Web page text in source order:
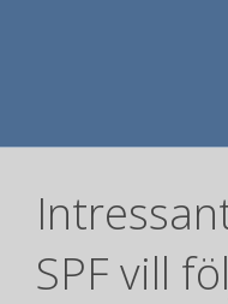
SPF vill